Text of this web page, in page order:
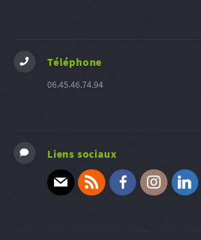
Téléphone
06.45.46.74.94
Liens sociaux